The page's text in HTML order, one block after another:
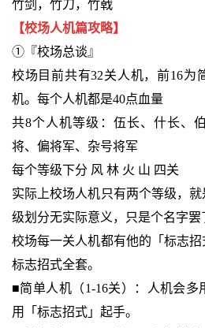
竹剑，竹刀，竹戟
【校场人机篇攻略】
①『校场总谈』
校场目前共有32关人机，前16为
机。每个人机都是40点血量
共8个人机等级：伍长、什长、
将、偏将军、杂号将军
每个等级下分 风 林 火 山 四关
实际上校场人机只有两个等级，
级划分无实际意义，只是个名字罢
校场每一关人机都有他的「标志
标志招式全套。
■简单人机（1-16关）：人机会
用「标志招式」起手。